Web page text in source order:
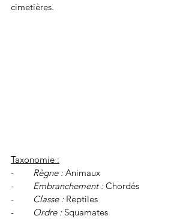
cimetières.
Taxonomie :
- Règne : Animaux
- Embranchement : Chordés
-
Classe : Reptiles
-
Ordre : Squamates